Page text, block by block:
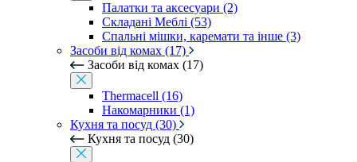
Палатки та аксесуари (2)
Складані Меблі (53)
Спальні мішки, каремати та інше (3)
Засоби від комах (17)
Засоби від комах (17)
Thermacell (16)
Накомарники (1)
Кухня та посуд (30)
Кухня та посуд (30)